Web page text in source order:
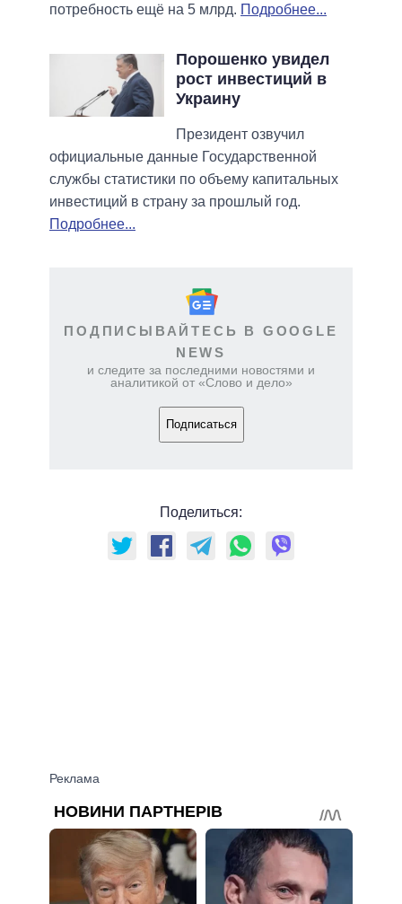
потребность ещё на 5 млрд. Подробнее...
Порошенко увидел
рост инвестиций в
Украину
Президент озвучил
официальные данные Государственной
службы статистики по объему капитальных
инвестиций в страну за прошлый год.
Подробнее...
ПОДПИСЫВАЙТЕСЬ В GOOGLE
NEWS
и следите за последними новостями и
аналитикой от «Слово и дело»
Подписаться
Поделиться: